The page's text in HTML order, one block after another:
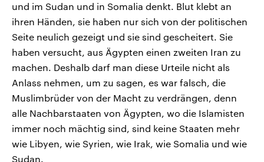
und im Sudan und in Somalia denkt. Blut klebt an
ihren Händen, sie haben nur sich von der politischen
Seite neulich gezeigt und sie sind gescheitert. Sie
haben versucht, aus Ägypten einen zweiten Iran zu
machen. Deshalb darf man diese Urteile nicht als
Anlass nehmen, um zu sagen, es war falsch, die
Muslimbrüder von der Macht zu verdrängen, denn
alle Nachbarstaaten von Ägypten, wo die Islamisten
immer noch mächtig sind, sind keine Staaten mehr
wie Libyen, wie Syrien, wie Irak, wie Somalia und wie
Sudan.